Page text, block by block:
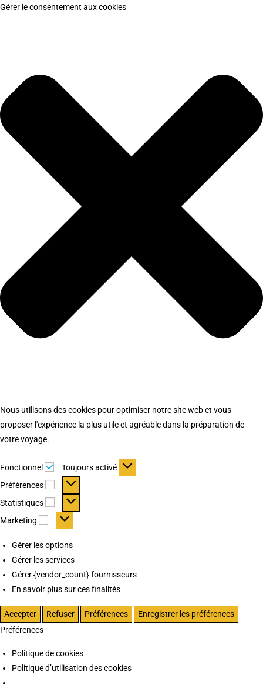
Gérer le consentement aux cookies
Nous utilisons des cookies pour optimiser notre site web et vous
proposer l'expérience la plus utile et agréable dans la préparation de
votre voyage.
Fonctionnel Fonctionnel
Toujours activé
Préférences
Préférences
Statistiques Statistiques
Marketing Marketing
Gérer les options
Gérer les services
Gérer {vendor_count} fournisseurs
En savoir plus sur ces finalités
Accepter Refuser Préférences
Enregistrer les préférences
Préférences
Politique de cookies
Politique d’utilisation des cookies